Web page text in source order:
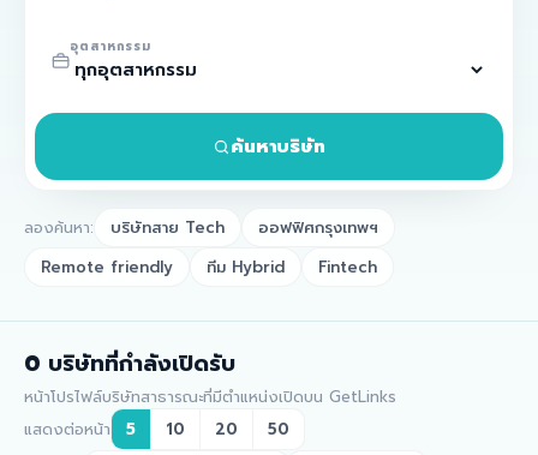
อุตสาหกรรม
ค้นหาบริษัท
ลองค้นหา: บริษัทสาย Tech
ออฟฟิศกรุงเทพฯ
Remote friendly
ทีม Hybrid Fintech
0 บริษัทที่กำลังเปิดรับ
หน้าโปรไฟล์บริษัทสาธารณะที่มีตำแหน่งเปิดบน GetLinks
แสดงต่อหน้า
5 10 20 50